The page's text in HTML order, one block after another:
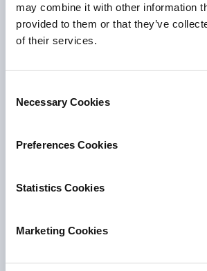
may combine it with other information
provided to them or that they’ve
of their services.
Necessary Cookies
Preferences Cookies
Statistics Cookies
Marketing Cookies
Rethinking Efficiency,
AI | 知財ビジネス管理